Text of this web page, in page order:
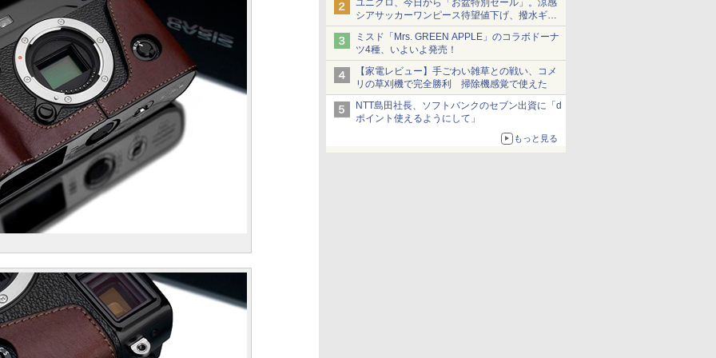
ユニクロ、今日から「お盆特別セール」。涼感
シアサッカーワンピース待望値下げ、撥水ギア
ショーツは1990円に
ミスド「Mrs. GREEN APPLE」のコラボドーナ
ツ4種、いよいよ発売！
【家電レビュー】手ごわい雑草との戦い、コメ
リの草刈機で完全勝利 掃除機感覚で使えた
NTT島田社長、ソフトバンクのセブン出資に「d
ポイント使えるようにして」
もっと見る